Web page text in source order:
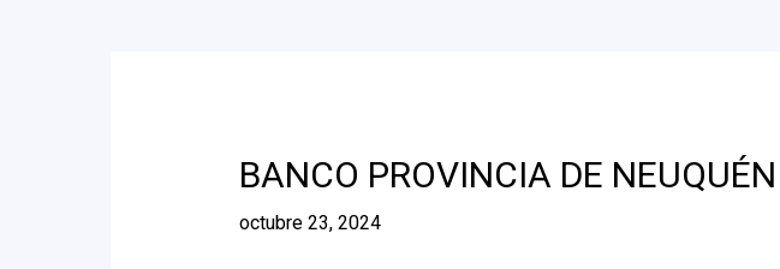
BANCO PROVINCIA DE NEUQUÉN
octubre 23, 2024